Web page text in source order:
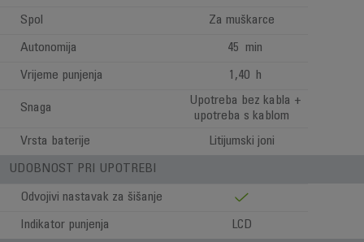
Spol Za muškarce
Autonomija 45 min
Vrijeme punjenja 1,40 h
Snaga
Upotreba bez kabla +
upotreba s kablom
Vrsta baterije
Litijumski joni
UDOBNOST PRI UPOTREBI
Odvojivi nastavak za šišanje
Indikator punjenja LCD